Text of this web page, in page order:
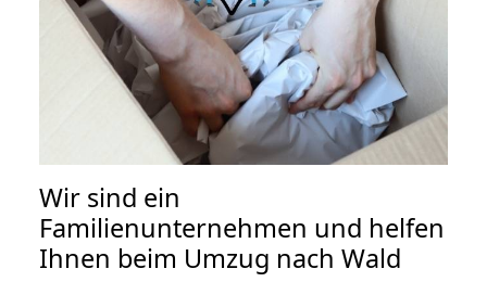
Wir sind ein
Familienunternehmen und helfen
Ihnen beim Umzug nach Wald